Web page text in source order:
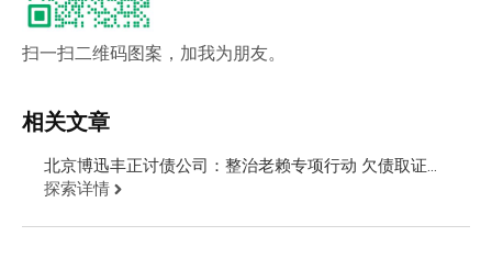
扫一扫二维码图案，加我为朋友。
相关文章
北京博迅丰正讨债公司：整治老赖专项行动 欠债取证公
安现场抓人
探索详情